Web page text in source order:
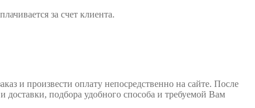
за счет клиента.
и произвести оплату непосредственно на сайте. После
доставки, подбора удобного способа и требуемой Вам